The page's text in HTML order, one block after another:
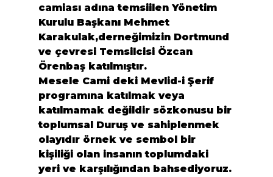
camiası adına temsiilen Yönetim
Kurulu Başkanı Mehmet
Karakulak,derneğimizin Dortmund
ve çevresi Temsilcisi Özcan
Örenbaş katılmıştır.
Mesele Cami deki Mevlid-i Şerif
programına katılmak veya
katılmamak değildir sözkonusu bir
toplumsal Duruş ve sahiplenmek
olayıdır örnek ve sembol bir
kişiliği olan insanın toplumdaki
yeri ve karşılığından bahsediyoruz.